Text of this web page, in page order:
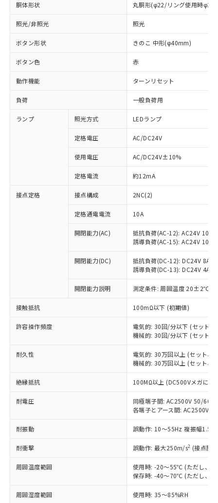
胴体形状 丸胴形(φ22/リング使用時
照光/非照光 照光
ボタン形状 きのこ 中形(φ40mm)
ボタン色 赤
動作機能 ターンリセット
負荷 一般負荷用
ランプ 照光方式 LEDランプ
定格電圧 AC/DC24V
使用電圧 AC/DC24V±10%
定格電流 約12mA
接点定格 接点構成 2NC(2)
定格通電電流 10A
開閉能力(AC)
抵抗負荷(AC-12): AC24V 10A/
誘導負荷(AC-15): AC24V
開閉能力(DC)
抵抗負荷(DC-12): DC24V 8A/
誘導負荷(DC-13): DC24V 4A/
開閉能力説明 測定条件: 周囲温度 20±2℃、
接触抵抗 100mΩ以下 (初期値)
許容操作頻度
電気的: 30回/分以下 (セット
機械的: 30回/分以下 (セット
耐久性
電気的: 30万回以上 (セット、
機械的: 30万回以上 (セット、
絶縁抵抗 100MΩ以上 (DC500Vメガにて
耐電圧
同極端子間: AC2500V 50/
各端子とアース間: AC2500V
耐振動 誤動作: 10～55Hz 複振幅
耐衝撃 誤動作: 最大250m/s2 (接点開
周囲温度範囲
使用時: -20～55℃ (ただし、氷
保存時: -40～70℃ (ただし、氷
周囲湿度範囲 使用時: 35～85%RH
ご利用条件
以下の条件をお読みいただき、同意のうえ
本サービスは、当社制御機器事業取扱
商品の当社在庫状況および標準価格
(税抜)を提供させていただくもので
本サービスの対象外となる商品もある
ことをご了承ください。
在庫状況および標準価格照会結果は、
記載している更新日時点での社内デー
タに基づき作成されるものであり、閲
覧された時点での実際の在庫および標
準価格とは異なる場合があることをご
※1 対応状況
対応済み：EU RoHS指令（10物質）の
非含有に対応した製品が提供可能な商品で
す。
対応予定：EU RoHS指令（10物質）の非含
有に対応した製品に切り替える予定のある
対応予定なし：EU RoHS指令（10物質）の
非含有に非対応の商品で、対応品を出す予
調査・確認中：EU RoHS指令（10物質）の
非含有の対応状況を調査中または確認中の
非該当品：ライセンス料など無形物で、有
害物質有無と関係のない商品です。
仕入先様の事情により、非含有部品として
いたものが、含有品と判明した場合などや
むを得ず変更することがあります。
*EU RoHS指令（10物質）：
鉛(Pb) 1000ppm以下、 水銀(Hg) 1000ppm以下、 カド
六価クロム(Cr(Ⅵ)) 1000ppm以下、ポリ臭化ビフェニル
類(PBB) 1000ppm以下、ポリ臭化ジフェニルエーテル類
※1 中国RoHS○×表
「○」：最大均質材料含有率が中国RoHSの
基準値以下であることを示します。
「×」：最大均質材料含有率が中国RoHSの
基準値を超えていることを示します。
「－」：未確認です。当社販売部門へお問
*中国RoHS10物質の基準値 (GB/T26572)：
Pb(鉛) :1000ppm、 Hg(水銀) : 1000ppm、 Cd(カドミウ
ム) : 100ppm、
Cr(Ⅵ)(六価クロム) : 1000ppm、 PBBs(ポリ臭化ビフェ
当社は、これら貴社製品のうち、外国
為替および外国貿易法に定める商品
または国外への提供する場合は、日本
国政府の輸出許可(または役務取引許
可)を取得するなどの必要な手続きを